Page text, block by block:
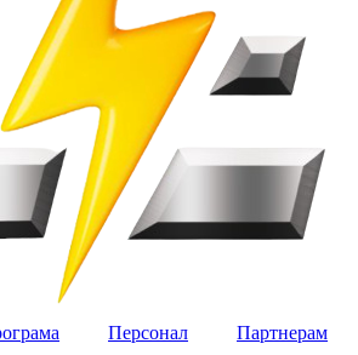
Персонал Партнерам